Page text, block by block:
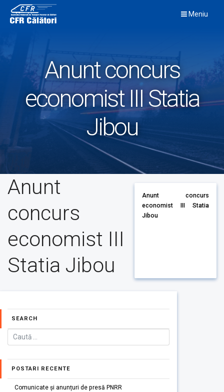
content
Meniu
Anunt concurs
economist III Statia
Jibou
Anunt
concurs
economist III
Statia Jibou
Anunt concurs
economist III Statia
Jibou
SEARCH
POSTARI RECENTE
Comunicate și anunțuri de presă PNRR